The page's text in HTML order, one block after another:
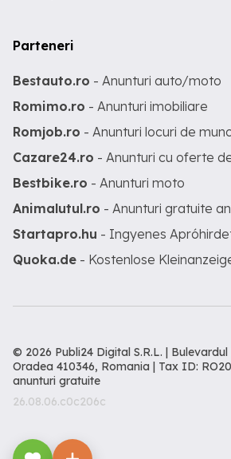
Parteneri
Bestauto.ro - Anunturi auto/moto
Romimo.ro - Anunturi imobiliare
Romjob.ro - Anunturi locuri de
Cazare24.ro - Anunturi cu oferte
Bestbike.ro - Anunturi moto
Animalutul.ro - Anunturi gratuite
Startapro.hu - Ingyenes
Quoka.de - Kostenlose
© 2026 Publi24 Digital S.R.L. |
Oradea 410346, Romania | Tax ID:
anunturi gratuite
26.08.06.c0c206c